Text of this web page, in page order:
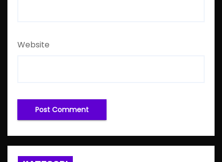
Website